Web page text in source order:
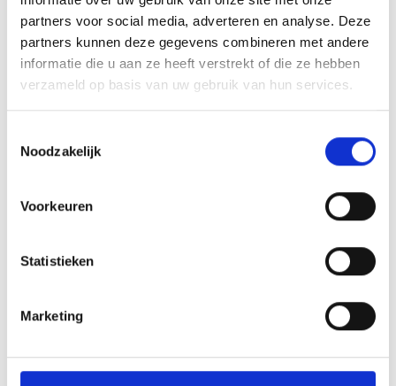
partners voor social media, adverteren en analyse. Deze
partners kunnen deze gegevens combineren met andere
informatie die u aan ze heeft verstrekt of die ze hebben
verzameld op basis van uw gebruik van hun services.
Noodzakelijk
Voorkeuren
Statistieken
Marketing
Angebot anfragen
zurück zu den Angeboten
Meer interessante links